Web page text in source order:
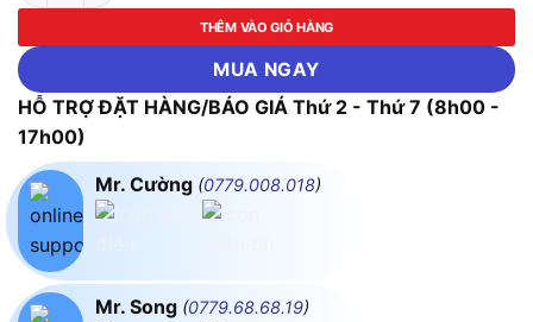
THÊM VÀO GIỎ HÀNG
MUA NGAY
HỖ TRỢ ĐẶT HÀNG/BÁO GIÁ Thứ 2 - Thứ 7 (8h00 -
17h00)
Mr. Cường (0779.008.018)
Mr. Song (0779.68.68.19)